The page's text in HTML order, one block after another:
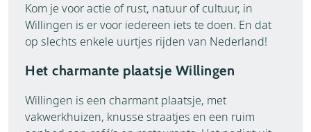
Kom je voor actie of rust, natuur of cultuur, in
Willingen is er voor iedereen iets te doen. En dat
op slechts enkele uurtjes rijden van Nederland!
Het charmante plaatsje Willingen
Willingen is een charmant plaatsje, met
vakwerkhuizen, knusse straatjes en een ruim